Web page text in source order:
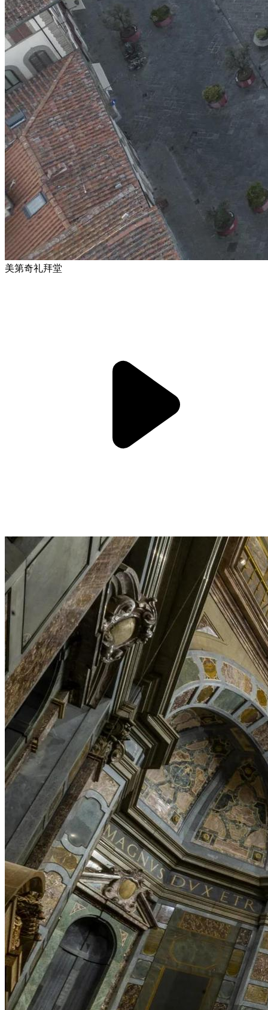
美第奇礼拜堂